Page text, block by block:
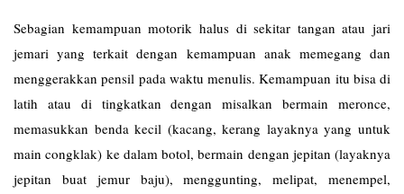
Sebagian kemampuan motorik halus di sekitar tangan atau jari
jemari yang terkait dengan kemampuan anak memegang dan
menggerakkan pensil pada waktu menulis. Kemampuan itu bisa di
latih atau di tingkatkan dengan misalkan bermain meronce,
memasukkan benda kecil (kacang, kerang layaknya yang untuk
main congklak) ke dalam botol, bermain dengan jepitan (layaknya
jepitan buat jemur baju), menggunting, melipat, menempel,